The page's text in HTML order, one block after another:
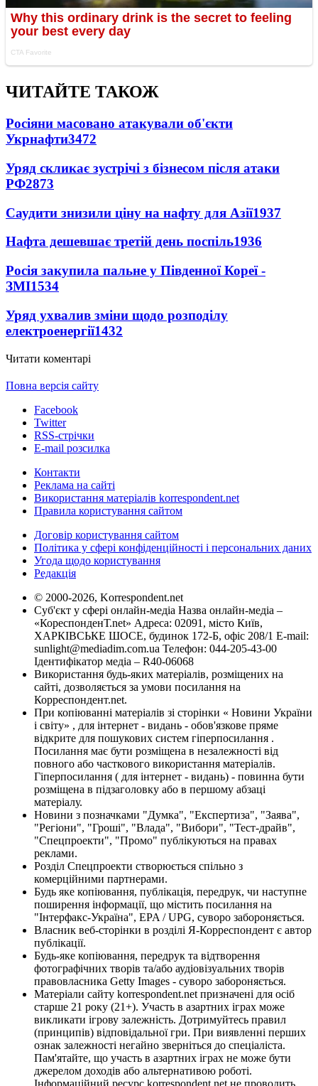
ЧИТАЙТЕ ТАКОЖ
Росіяни масовано атакували об'єкти
Укрнафти3472
Уряд скликає зустрічі з бізнесом після атаки
РФ2873
Саудити знизили ціну на нафту для Азії1937
Нафта дешевшає третій день поспіль1936
Росія закупила пальне у Південної Кореї -
ЗМІ1534
Уряд ухвалив зміни щодо розподілу
електроенергії1432
Читати коментарі
Повна версія сайту
Facebook
Twitter
RSS-стрічки
E-mail розсилка
Контакти
Реклама на сайті
Використання матеріалів korrespondent.net
Правила користування сайтом
Договір користування сайтом
Політика у сфері конфіденційності і персональних даних
Угода щодо користування
Редакція
© 2000-2026, Korrespondent.net
Суб'єкт у сфері онлайн-медіа Назва онлайн-медіа –
«КореспонденТ.net» Адреса: 02091, місто Київ,
ХАРКІВСЬКЕ ШОСЕ, будинок 172-Б, офіс 208/1 E-mail:
sunlight@mediadim.com.ua Телефон: 044-205-43-00
Ідентифікатор медіа – R40-06068
Використання будь-яких матеріалів, розміщених на
сайті, дозволяється за умови посилання на
Корреспондент.net.
При копіюванні матеріалів зі сторінки « Новини України
і світу» , для інтернет - видань - обов'язкове пряме
відкрите для пошукових систем гіперпосилання .
Посилання має бути розміщена в незалежності від
повного або часткового використання матеріалів.
Гіперпосилання ( для інтернет - видань) - повинна бути
розміщена в підзаголовку або в першому абзаці
матеріалу.
Новини з позначками "Думка", "Експертиза", "Заява",
"Регіони", "Гроші", "Влада", "Вибори", "Тест-драйв",
"Спецпроекти", "Промо" публікуються на правах
реклами.
Розділ Спецпроекти створюється спільно з
комерційними партнерами.
Будь яке копіювання, публікація, передрук, чи наступне
поширення інформації, що містить посилання на
"Інтерфакс-Україна", EPA / UPG, суворо забороняється.
Власник веб-сторінки в розділі Я-Корреспондент є автор
публікації.
Будь-яке копіювання, передрук та відтворення
фотографічних творів та/або аудіовізуальних творів
правовласника Getty Images - суворо забороняється.
Матеріали сайту korrespondent.net призначені для осіб
старше 21 року (21+). Участь в азартних іграх може
викликати ігрову залежність. Дотримуйтесь правил
(принципів) відповідальної гри. При виявленні перших
ознак залежності негайно зверніться до спеціаліста.
Пам'ятайте, що участь в азартних іграх не може бути
джерелом доходів або альтернативою роботі.
Інформаційний ресурс korrespondent.net не проводить